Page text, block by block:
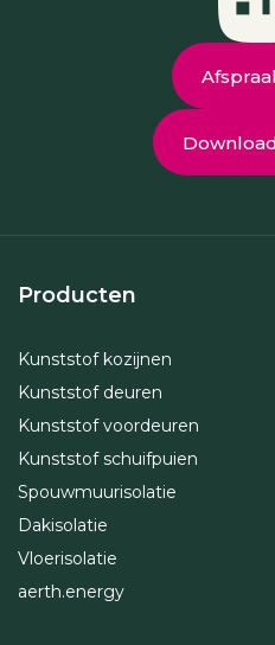
Producten
Kunststof kozijnen
Kunststof deuren
Kunststof voordeuren
Kunststof schuifpuien
Spouwmuurisolatie
Dakisolatie
Vloerisolatie
aerth.energy